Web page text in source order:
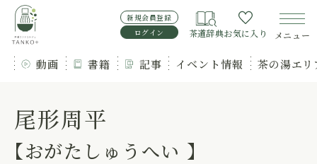
新規会員登録
ログイン
茶道辞典お気に入り メニュー
動画 書籍 記事 イベント情報 茶の湯エ
尾形周平
【おがたしゅうへい 】